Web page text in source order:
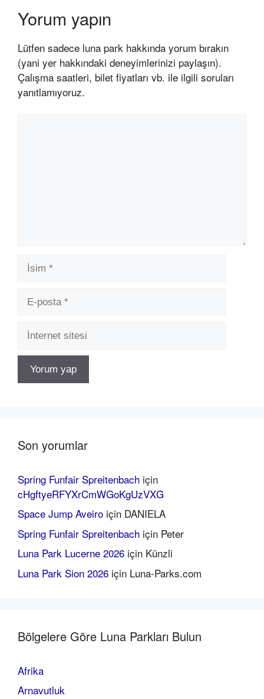
Yorum yapın
Lütfen sadece luna park hakkında yorum bırakın
(yani yer hakkındaki deneyimlerinizi paylaşın).
Çalışma saatleri, bilet fiyatları vb. ile ilgili soruları
yanıtlamıyoruz.
İsim
posta
İnternet
sitesi
Son yorumlar
Spring Funfair Spreitenbach için
cHgftyeRFYXrCmWGoKgUzVXG
Space Jump Aveiro için DANIELA
Spring Funfair Spreitenbach için Peter
Luna Park Lucerne 2026 için Künzli
Luna Park Sion 2026 için Luna-Parks.com
Bölgelere Göre Luna Parkları Bulun
Afrika
Arnavutluk